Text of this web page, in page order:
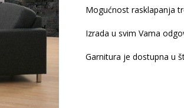
Mogućnost rasklapanja
Izrada u svim Vama
Garnitura je dostupna u